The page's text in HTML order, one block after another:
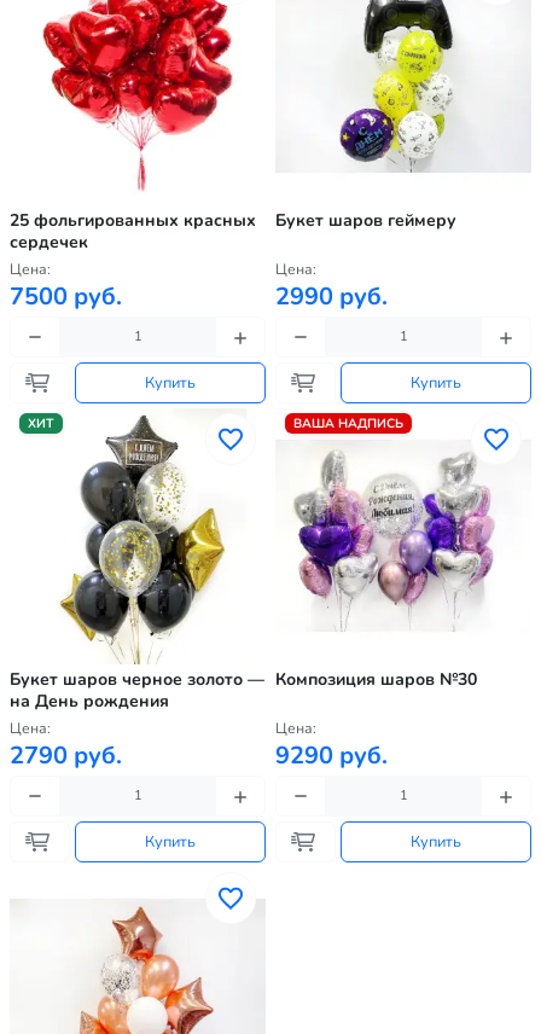
25 фольгированных красных
сердечек
Цена:
7500 руб.
Купить
Букет шаров геймеру
Цена:
2990 руб.
Купить
ХИТ
Букет шаров черное золото —
на День рождения
Цена:
2790 руб.
Купить
ВАША НАДПИСЬ
Композиция шаров №30
Цена:
9290 руб.
Купить